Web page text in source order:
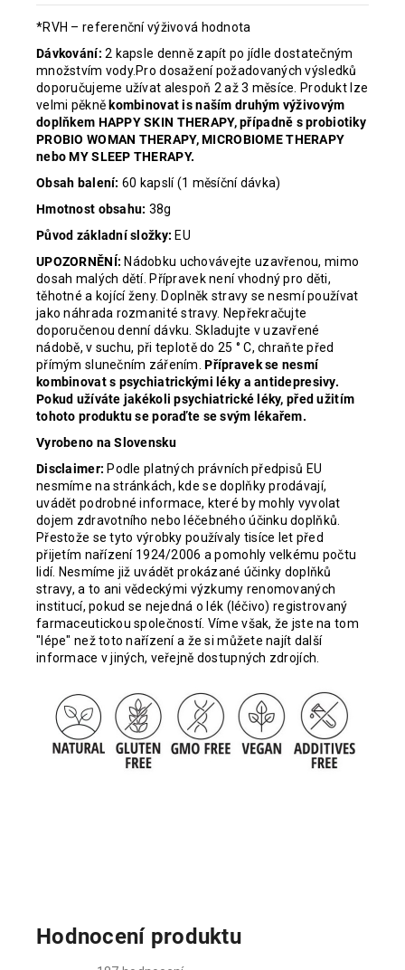
*RVH – referenční výživová hodnota
Dávkování:2 kapsle denně zapít po jídle dostatečným
množstvím vody.Pro dosažení požadovaných výsledků
doporučujeme užívat alespoň 2 až 3 měsíce. Produkt lze
velmi pěkněkombinovat is naším druhým výživovým
doplňkem HAPPY SKIN THERAPY, případně s probiotiky
PROBIO WOMAN THERAPY, MICROBIOME THERAPY
nebo MY SLEEP THERAPY.
Obsah balení: 60 kapslí (1 měsíční dávka)
Hmotnost obsahu: 38g
Původ základní složky:EU
UPOZORNĚNÍ:Nádobku uchovávejte uzavřenou, mimo
dosah malých dětí. Přípravek není vhodný pro děti,
těhotné a kojící ženy. Doplněk stravy se nesmí používat
jako náhrada rozmanité stravy. Nepřekračujte
doporučenou denní dávku. Skladujte v uzavřené
nádobě, v suchu, při teplotě do 25 ° C, chraňte před
přímým slunečním zářením.Přípravek se nesmí
kombinovat s psychiatrickými léky a antidepresivy.
Pokud užíváte jakékoli psychiatrické léky, před užitím
tohoto produktu se poraďte se svým lékařem.
Vyrobeno na Slovensku
Disclaimer:Podle platných právních předpisů EU
nesmíme na stránkách, kde se doplňky prodávají,
uvádět podrobné informace, které by mohly vyvolat
dojem zdravotního nebo léčebného účinku doplňků.
Přestože se tyto výrobky používaly tisíce let před
přijetím nařízení 1924/2006 a pomohly velkému počtu
lidí. Nesmíme již uvádět prokázané účinky doplňků
stravy, a to ani vědeckými výzkumy renomovaných
institucí, pokud se nejedná o lék (léčivo) registrovaný
farmaceutickou společností. Víme však, že jste na tom
"lépe" než toto nařízení a že si můžete najít další
informace v jiných, veřejně dostupných zdrojích.
Hodnocení produktu